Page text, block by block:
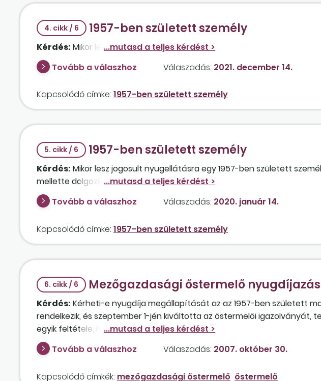
4. cikk / 6 1957-ben született személy
Kérdés: Mikor lesz jogosult öregségi nyugdíjra egy 1957-ben született
Tovább a válaszhoz
Válaszadás: 2021. december 14.
Kapcsolódó címke: 1957-ben született személy
5. cikk / 6 1957-ben született személy
Kérdés: Mikor lesz jogosult nyugellátásra egy 1957-ben született
mellette dolgozik? Van arra lehetőség, hogy továbbra is a rokkantsági
Tovább a válaszhoz
Válaszadás: 2020. január 14.
Kapcsolódó címke: 1957-ben született személy
6. cikk / 6 Mezőgazdasági őstermelő
Kérdés: Kérheti-e nyugdíja megállapítását az az 1957-ben született
rendelkezik, és szeptember 1-jén kiváltotta az őstermelői
egyik feltétele, hogy az őstermelő az öregségi nyugdíjkorhatár
szerezzen? A Tny-tv. 68. §-ában foglaltak szerint életkortól függetlenül
Tovább a válaszhoz Válaszadás: 2007. október 30.
Kapcsolódó címkék: mezőgazdasági őstermelő őstermelő